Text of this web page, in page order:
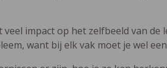
impact op het zelfbeeld van de
want bij elk vak moet je wel